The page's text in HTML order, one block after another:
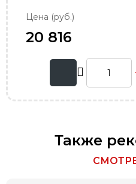
Цена (руб.)
20 816
Также